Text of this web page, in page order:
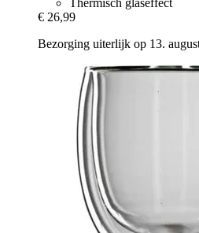
Thermisch glaseffect
€ 26,99
Bezorging uiterlijk op 13.